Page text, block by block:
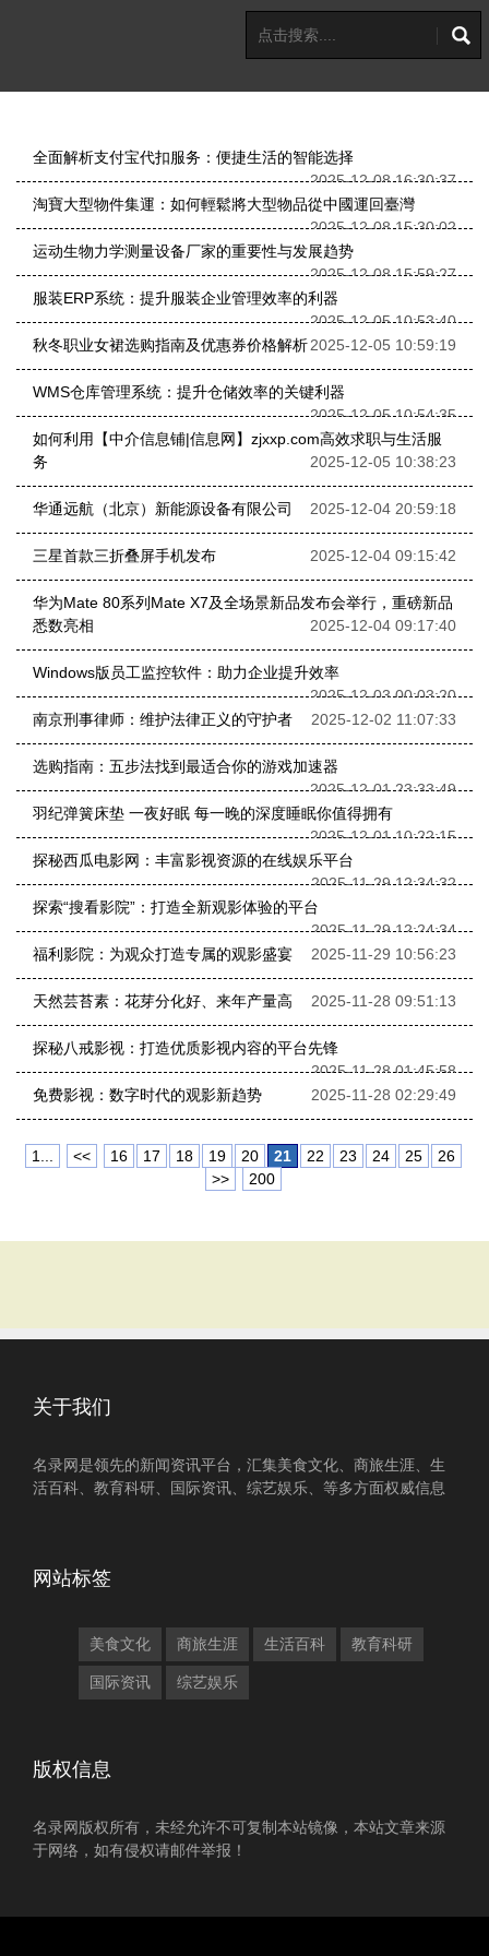
全面解析支付宝代扣服务：便捷生活的智能选择
2025-12-08 16:30:37
淘寶大型物件集運：如何輕鬆將大型物品從中國運回臺灣
2025-12-08 15:30:02
运动生物力学测量设备厂家的重要性与发展趋势
2025-12-08 15:59:27
服装ERP系统：提升服装企业管理效率的利器
2025-12-05 10:53:40
秋冬职业女裙选购指南及优惠券价格解析2025-12-05 10:59:19
WMS仓库管理系统：提升仓储效率的关键利器
2025-12-05 10:54:35
如何利用【中介信息铺|信息网】zjxxp.com高效求职与生活服
务
2025-12-05 10:38:23
华通远航（北京）新能源设备有限公司 2025-12-04 20:59:18
三星首款三折叠屏手机发布 2025-12-04 09:15:42
华为Mate 80系列Mate X7及全场景新品发布会举行，重磅新品
悉数亮相
2025-12-04 09:17:40
Windows版员工监控软件：助力企业提升效率
2025-12-03 00:03:20
南京刑事律师：维护法律正义的守护者
2025-12-02 11:07:33
选购指南：五步法找到最适合你的游戏加速器
2025-12-01 23:33:49
羽纪弹簧床垫 一夜好眠 每一晚的深度睡眠你值得拥有
2025-12-01 10:22:15
探秘西瓜电影网：丰富影视资源的在线娱乐平台
2025-11-29 12:34:32
探索“搜看影院”：打造全新观影体验的平台
2025-11-29 12:24:34
福利影院：为观众打造专属的观影盛宴
2025-11-29 10:56:23
天然芸苔素：花芽分化好、来年产量高 2025-11-28 09:51:13
探秘八戒影视：打造优质影视内容的平台先锋
2025-11-28 01:45:58
免费影视：数字时代的观影新趋势
2025-11-28 02:29:49
1... << 16 17 18 19 20 21 22 23 24 25
26
>>
200
关于我们
名录网是领先的新闻资讯平台，汇集美食文化、商旅生涯、生
活百科、教育科研、国际资讯、综艺娱乐、等多方面权威信息
网站标签
美食文化 商旅生涯 生活百科 教育科研
国际资讯 综艺娱乐
版权信息
名录网版权所有，未经允许不可复制本站镜像，本站文章来源
于网络，如有侵权请邮件举报！